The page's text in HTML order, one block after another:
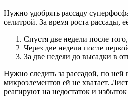
Нужно удобрять рассаду
селитрой. За время роста рассады,
Спустя две недели после
Через две недели после
За две недели до высадки в
Нужно следить за рассадой, по ней
микроэлементов ей не хватает.
реагируют на недостаток и